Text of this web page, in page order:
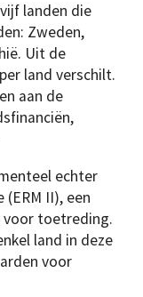
landen die
Zweden,
Uit de
land verschilt.
aan de
echter
II), een
voor toetreding.
land in deze
voor